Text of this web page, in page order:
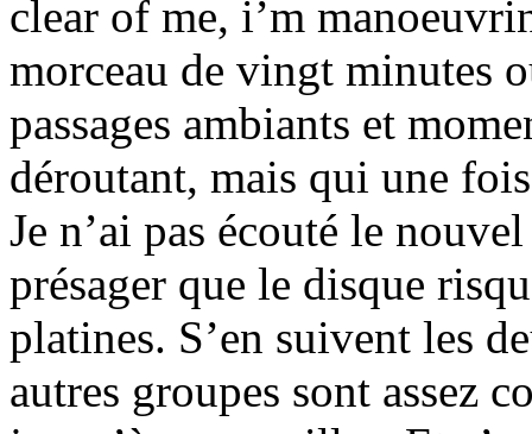
clear of me, i’m
morceau de vingt minutes
passages ambiants et
déroutant, mais qui une
Je n’ai pas écouté le
présager que le disque
platines. S’en suivent les
autres groupes sont assez